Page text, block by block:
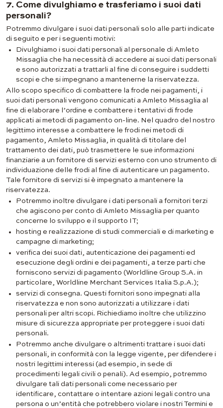
7. Come divulghiamo e trasferiamo i suoi dati
personali?
Potremmo divulgare i suoi dati personali solo alle parti indicate
di seguito e per i seguenti motivi:
Divulghiamo i suoi dati personali al personale di Amleto
Missaglia che ha necessità di accedere ai suoi dati personali
e sono autorizzati a trattarli al fine di conseguire i suddetti
scopi e che si impegnano a mantenerne la riservatezza.
Allo scopo specifico di combattere la frode nei pagamenti, i
suoi dati personali vengono comunicati a Amleto Missaglia al
fine di elaborare l’ordine e combattere i tentativi di frode
applicati ai metodi di pagamento on-line. Nel quadro del nostro
legittimo interesse a combattere le frodi nei metodi di
pagamento, Amleto Missaglia, in qualità di titolare del
trattamento dei dati, può trasmettere le sue informazioni
finanziarie a un fornitore di servizi esterno con uno strumento di
individuazione delle frodi al fine di autenticare un pagamento.
Tale fornitore di servizi si è impegnato a mantenere la
riservatezza.
Potremmo inoltre divulgare i dati personali a fornitori terzi
che agiscono per conto di Amleto Missaglia per quanto
concerne lo sviluppo e il supporto IT;
hosting e realizzazione di studi commerciali e di marketing e
campagne di marketing;
verifica dei suoi dati, autenticazione dei pagamenti ed
esecuzione degli ordini e dei pagamenti, a terze parti che
forniscono servizi di pagamento (Worldline Group S.A. in
particolare, Worldline Merchant Services Italia S.p.A.);
servizi di consegna. Questi fornitori sono impegnati alla
riservatezza e non sono autorizzati a utilizzare i dati
personali per altri scopi. Richiediamo inoltre che utilizzino
misure di sicurezza appropriate per proteggere i suoi dati
personali.
Potremmo anche divulgare o altrimenti trattare i suoi dati
personali, in conformità con la legge vigente, per difendere i
nostri legittimi interessi (ad esempio, in sede di
procedimenti legali civili o penali). Ad esempio, potremmo
divulgare tali dati personali come necessario per
identificare, contattare o intentare azioni legali contro una
persona o un’entità che potrebbero violare i nostri Termini e